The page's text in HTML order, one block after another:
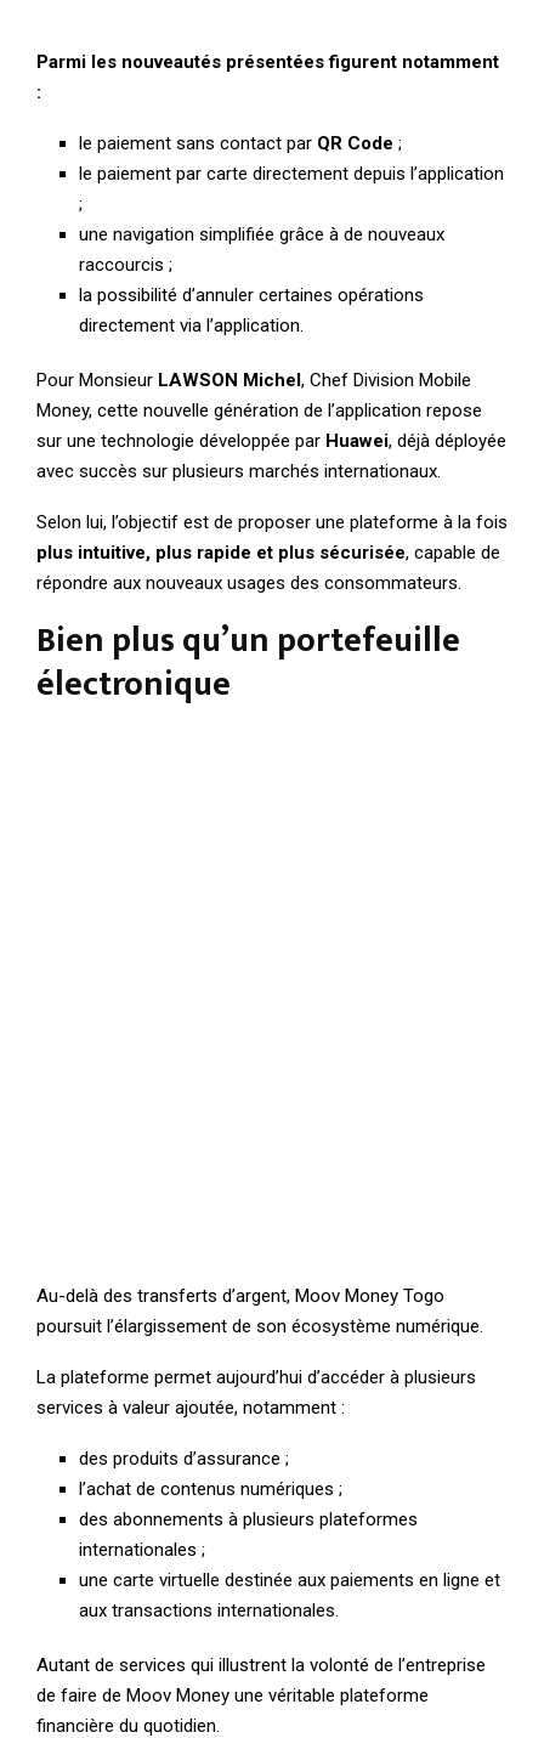
Parmi les nouveautés présentées figurent notamment
:
le paiement sans contact par QR Code ;
le paiement par carte directement depuis l’application
;
une navigation simplifiée grâce à de nouveaux
raccourcis ;
la possibilité d’annuler certaines opérations
directement via l’application.
Pour Monsieur LAWSON Michel, Chef Division Mobile
Money, cette nouvelle génération de l’application repose
sur une technologie développée par Huawei, déjà déployée
avec succès sur plusieurs marchés internationaux.
Selon lui, l’objectif est de proposer une plateforme à la fois
plus intuitive, plus rapide et plus sécurisée, capable de
répondre aux nouveaux usages des consommateurs.
Bien plus qu’un portefeuille
électronique
Au-delà des transferts d’argent, Moov Money Togo
poursuit l’élargissement de son écosystème numérique.
La plateforme permet aujourd’hui d’accéder à plusieurs
services à valeur ajoutée, notamment :
des produits d’assurance ;
l’achat de contenus numériques ;
des abonnements à plusieurs plateformes
internationales ;
une carte virtuelle destinée aux paiements en ligne et
aux transactions internationales.
Autant de services qui illustrent la volonté de l’entreprise
de faire de Moov Money une véritable plateforme
financière du quotidien.